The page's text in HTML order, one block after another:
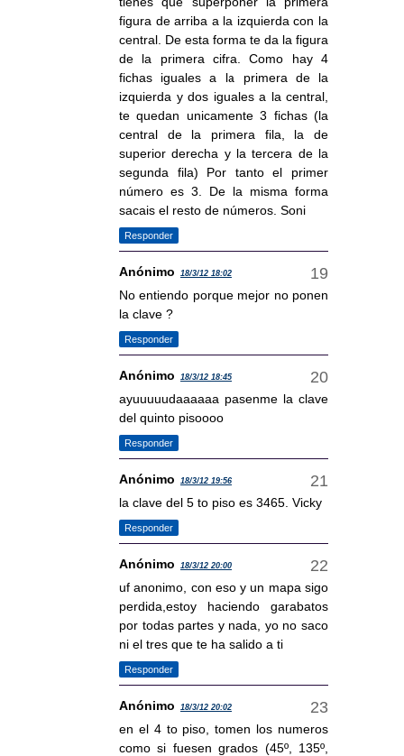
figura de arriba a la izquierda con la
central. De esta forma te da la figura
de la primera cifra. Como hay 4
fichas iguales a la primera de la
izquierda y dos iguales a la central,
te quedan unicamente 3 fichas (la
central de la primera fila, la de
superior derecha y la tercera de la
segunda fila) Por tanto el primer
número es 3. De la misma forma
sacais el resto de números. Soni
Responder
Anónimo 18/3/12 18:02
No entiendo porque mejor no ponen
la clave ?
Responder
Anónimo 18/3/12 18:45
ayuuuuudaaaaaa pasenme la clave
del quinto pisoooo
Responder
Anónimo 18/3/12 19:56
la clave del 5 to piso es 3465. Vicky
Responder
Anónimo 18/3/12 20:00
uf anonimo, con eso y un mapa sigo
perdida,estoy haciendo garabatos
por todas partes y nada, yo no saco
ni el tres que te ha salido a ti
Responder
Anónimo 18/3/12 20:02
en el 4 to piso, tomen los numeros
como si fuesen grados (45º, 135º,